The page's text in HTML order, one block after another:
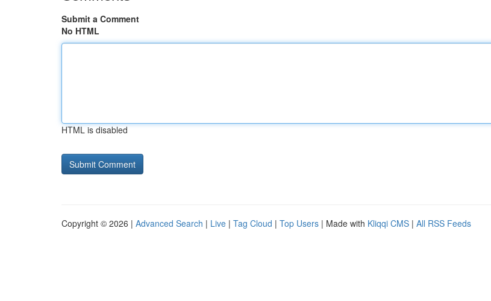
Submit a Comment
No HTML
HTML is disabled
Copyright © 2026 | Advanced Search | Live | Tag Cloud | Top Users | Made with Kliqqi CMS | All RSS Feeds